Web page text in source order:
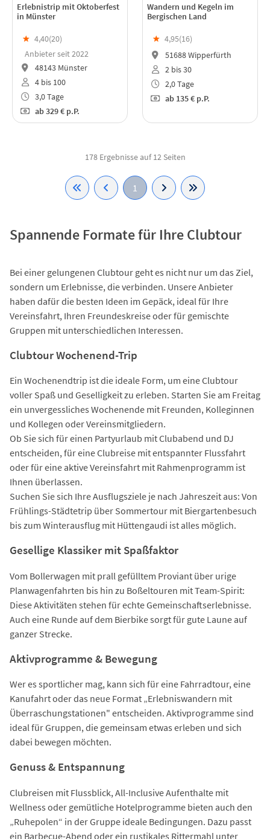
Erlebnistrip mit Oktoberfest
in Münster
★ 4,40(20)
Anbieter seit 2022
48143 Münster
4 bis 100
3,0 Tage
ab329 € p.P.
Wandern und Kegeln im
Bergischen Land
★ 4,95(16)
51688 Wipperfürth
2 bis 30
2,0 Tage
ab135 € p.P.
178 Ergebnisse auf 12 Seiten
1
Spannende Formate für Ihre Clubtour
Bei einer gelungenen Clubtour geht es nicht nur um das Ziel,
sondern um Erlebnisse, die verbinden. Unsere Anbieter
haben dafür die besten Ideen im Gepäck, ideal für Ihre
Vereinsfahrt, Ihren Freundeskreise oder für gemischte
Gruppen mit unterschiedlichen Interessen.
Clubtour Wochenend-Trip
Ein Wochenendtrip ist die ideale Form, um eine Clubtour
voller Spaß und Geselligkeit zu erleben. Starten Sie am Freitag
ein unvergessliches Wochenende mit Freunden, Kolleginnen
und Kollegen oder Vereinsmitgliedern.
Ob Sie sich für einen Partyurlaub mit Clubabend und DJ
entscheiden, für eine Clubreise mit entspannter Flussfahrt
oder für eine aktive Vereinsfahrt mit Rahmenprogramm ist
Ihnen überlassen.
Suchen Sie sich Ihre Ausflugsziele je nach Jahreszeit aus: Von
Frühlings-Städtetrip über Sommertour mit Biergartenbesuch
bis zum Winterausflug mit Hüttengaudi ist alles möglich.
Gesellige Klassiker mit Spaßfaktor
Vom Bollerwagen mit prall gefülltem Proviant über urige
Planwagenfahrten bis hin zu Boßeltouren mit Team-Spirit:
Diese Aktivitäten stehen für echte Gemeinschaftserlebnisse.
Auch eine Runde auf dem Bierbike sorgt für gute Laune auf
ganzer Strecke.
Aktivprogramme & Bewegung
Wer es sportlicher mag, kann sich für eine Fahrradtour, eine
Kanufahrt oder das neue Format „Erlebniswandern mit
Überraschungstationen" entscheiden. Aktivprogramme sind
ideal für Gruppen, die gemeinsam etwas erleben und sich
dabei bewegen möchten.
Genuss & Entspannung
Clubreisen mit Flussblick, All-Inclusive Aufenthalte mit
Wellness oder gemütliche Hotelprogramme bieten auch den
„Ruhepolen“ in der Gruppe ideale Bedingungen. Dazu passt
ein Barbecue-Abend oder ein rustikales Rittermahl unter